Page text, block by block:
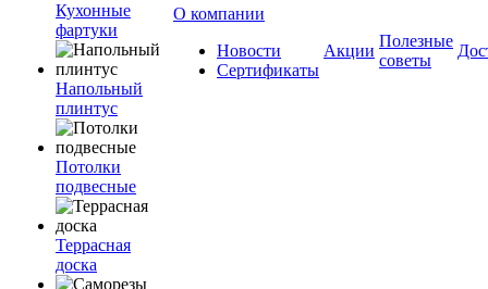
Кухонные
фартуки
Напольный
плинтус
Потолки
подвесные
Террасная
доска
О компании
Новости
Сертификаты
Акции
Полезные
советы